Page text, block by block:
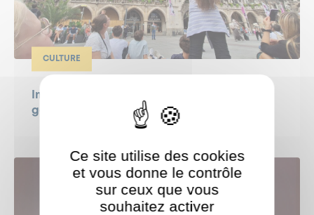
CULTURE
Immersion en Bavière pour nos jeunes
garchois
ShareThis est désactivé.
Ce site utilise des cookies
et vous donne le contrôle
sur ceux que vous
souhaitez activer